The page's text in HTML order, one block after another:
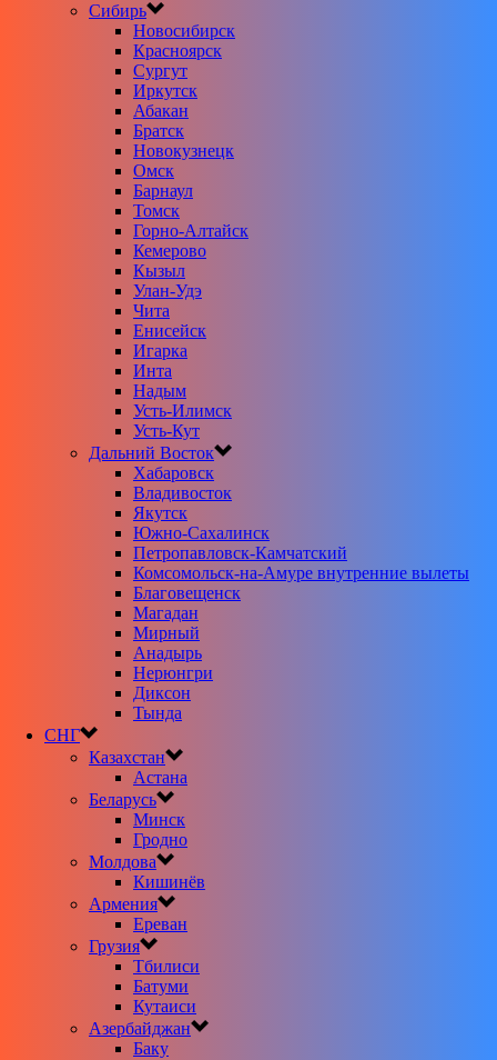
Сибирь
Новосибирск
Красноярск
Сургут
Иркутск
Абакан
Братск
Новокузнецк
Омск
Барнаул
Томск
Горно-Алтайск
Кемерово
Кызыл
Улан-Удэ
Чита
Енисейск
Игарка
Инта
Надым
Усть-Илимск
Усть-Кут
Дальний Восток
Хабаровск
Владивосток
Якутск
Южно-Сахалинск
Петропавловск-Камчатский
Комсомольск-на-Амуре внутренние вылеты
Благовещенск
Магадан
Мирный
Анадырь
Нерюнгри
Диксон
Тында
СНГ
Казахстан
Астана
Беларусь
Минск
Гродно
Молдова
Кишинёв
Армения
Ереван
Грузия
Тбилиси
Батуми
Кутаиси
Азербайджан
Баку